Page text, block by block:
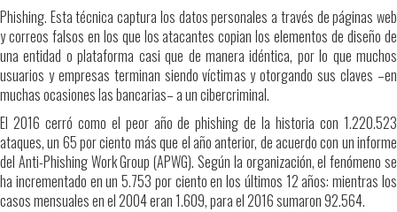
Phishing. Esta técnica captura los datos personales a través de páginas web
y correos falsos en los que los atacantes copian los elementos de diseño de
una entidad o plataforma casi que de manera idéntica, por lo que muchos
usuarios y empresas terminan siendo víctimas y otorgando sus claves –en
muchas ocasiones las bancarias– a un cibercriminal.
El 2016 cerró como el peor año de phishing de la historia con 1.220.523
ataques, un 65 por ciento más que el año anterior, de acuerdo con un informe
del Anti-Phishing Work Group (APWG). Según la organización, el fenómeno se
ha incrementado en un 5.753 por ciento en los últimos 12 años: mientras los
casos mensuales en el 2004 eran 1.609, para el 2016 sumaron 92.564.